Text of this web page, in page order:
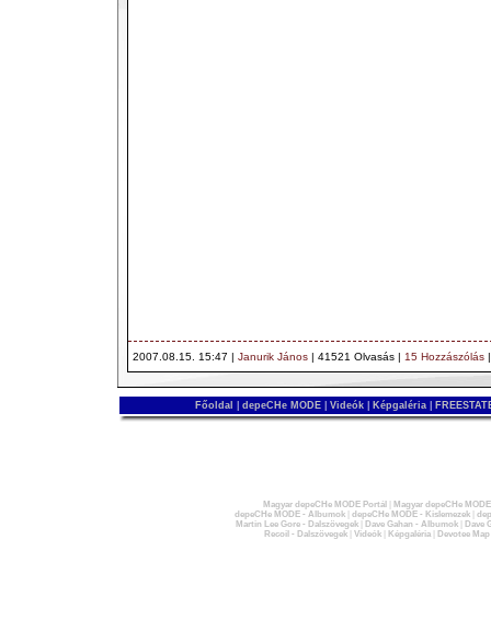
2007.08.15. 15:47 | Janurik János | 41521 Olvasás | 15 Hozzászólás
Főoldal depeCHe MODE Videók Képgaléria
Magyar depeCHe MODE Portál
Magyar depeCHe
depeCHe MODE - Albumok| depeCHe MODE - Kislemezek|
Martin Lee Gore - Dalszövegek| Dave Gahan - Albumok|
Dave
Recoil - Dalszövegek| Videók| Képgaléria| Devotee Map